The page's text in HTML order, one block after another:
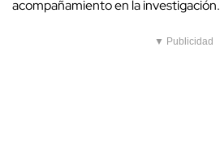
acompañamiento en la investigación.
▼ Publicidad